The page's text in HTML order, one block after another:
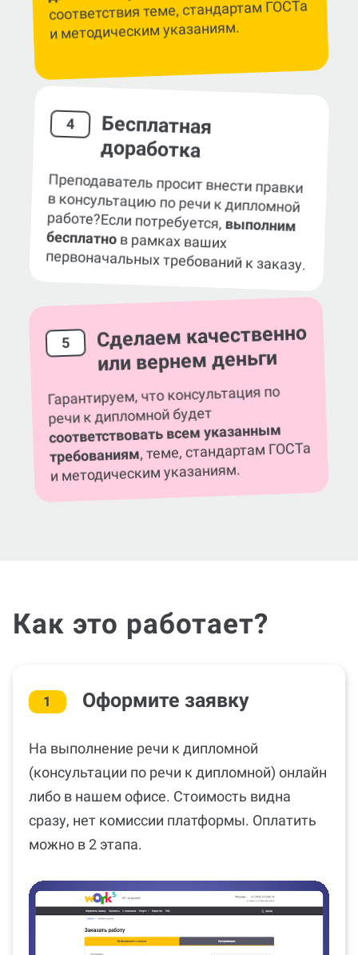
соответствия теме, стандартам ГОСТа
и методическим указаниям.
4 Бесплатная
доработка
Преподаватель просит внести правки
в консультацию по речи к дипломной
работе?Если потребуется,выполним
бесплатнов рамках ваших
первоначальных требований к заказу.
5 Сделаем качественно
или вернем деньги
Гарантируем, что консультация по
речи к дипломной будет
соответствовать всем указанным
требованиям , теме, стандартам ГОСТа
и методическим указаниям.
Как это работает?
1 Оформите заявку
На выполнение речи к дипломной
(консультации по речи к дипломной) онлайн
либо в нашем офисе. Стоимость видна
сразу, нет комиссии платформы. Оплатить
можно в 2 этапа.